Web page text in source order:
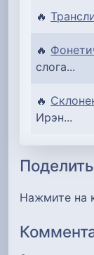
🔥
🔥
слога...
🔥
Ирэн...
Нажмите на